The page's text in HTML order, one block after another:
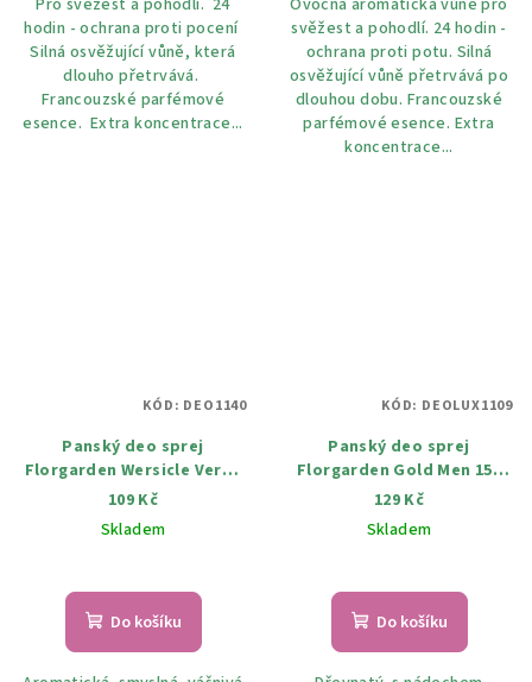
hodin - ochrana proti pocení
Silná osvěžující vůně, která
dlouho přetrvává.
Francouzské parfémové
esence. Extra koncentrace...
svěžest a pohodlí. 24 hodin -
ochrana proti potu. Silná
osvěžující vůně přetrvává po
dlouhou dobu. Francouzské
parfémové esence. Extra
koncentrace...
Panský deo sprej
Florgarden Wersicle Veros
100 ml
109 Kč
Skladem
Do košíku
KÓD: DEO1140
Panský deo sprej
Florgarden Gold Men 150
ml
129 Kč
Skladem
Do košíku
KÓD: DEOLUX1109